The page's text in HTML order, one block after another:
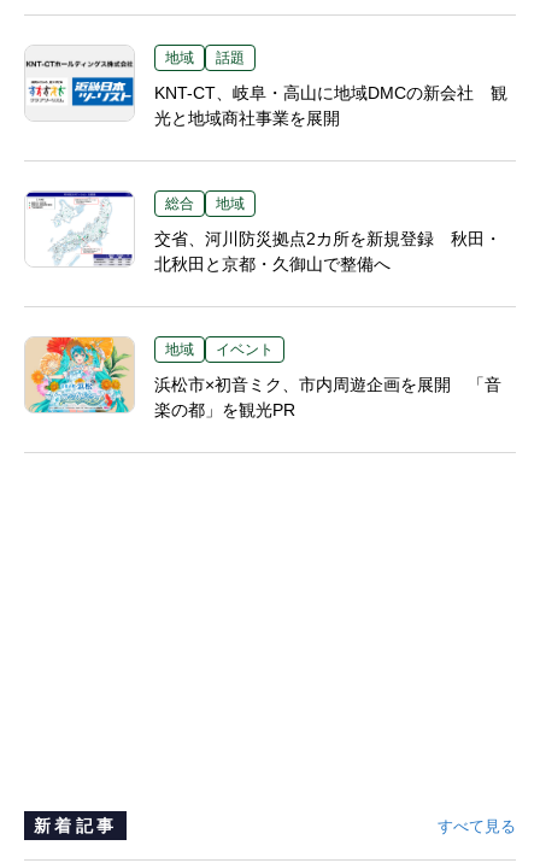
地域 話題
KNT-CT、岐阜・高山に地域DMCの新会社 観
光と地域商社事業を展開
総合 地域
交省、河川防災拠点2カ所を新規登録 秋田・
北秋田と京都・久御山で整備へ
地域 イベント
浜松市×初音ミク、市内周遊企画を展開 「音
楽の都」を観光PR
新着記事 すべて見る